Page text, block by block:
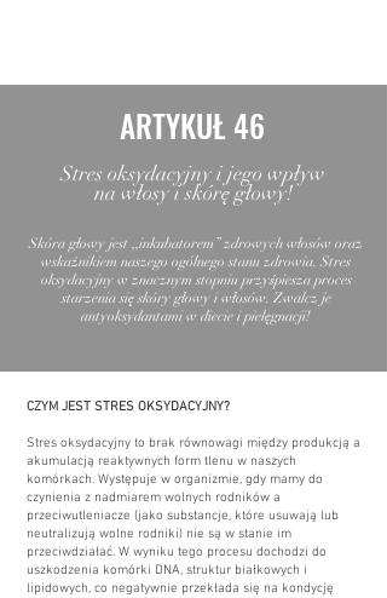
ARTYKUŁ 46
Stres oksydacyjny i jego wpływ
na włosy i skórę głowy!
Skóra głowy jest ,,inkubatorem” zdrowych włosów oraz
wskaźnikiem naszego ogólnego stanu zdrowia. Stres
oksydacyjny w znacznym stopniu przyśpiesza proces
starzenia się skóry głowy i włosów. Zwalcz je
antyoksydantami w diecie i pielęgnacji!
CZYM JEST STRES OKSYDACYJNY?
Stres oksydacyjny to brak równowagi między produkcją a
akumulacją reaktywnych form tlenu w naszych
komórkach. Występuje w organizmie, gdy mamy do
czynienia z nadmiarem wolnych rodników a
przeciwutleniacze (jako substancje, które usuwają lub
neutralizują wolne rodniki) nie są w stanie im
przeciwdziałać. W wyniku tego procesu dochodzi do
uszkodzenia komórki DNA, struktur białkowych i
lipidowych, co negatywnie przekłada się na kondycję